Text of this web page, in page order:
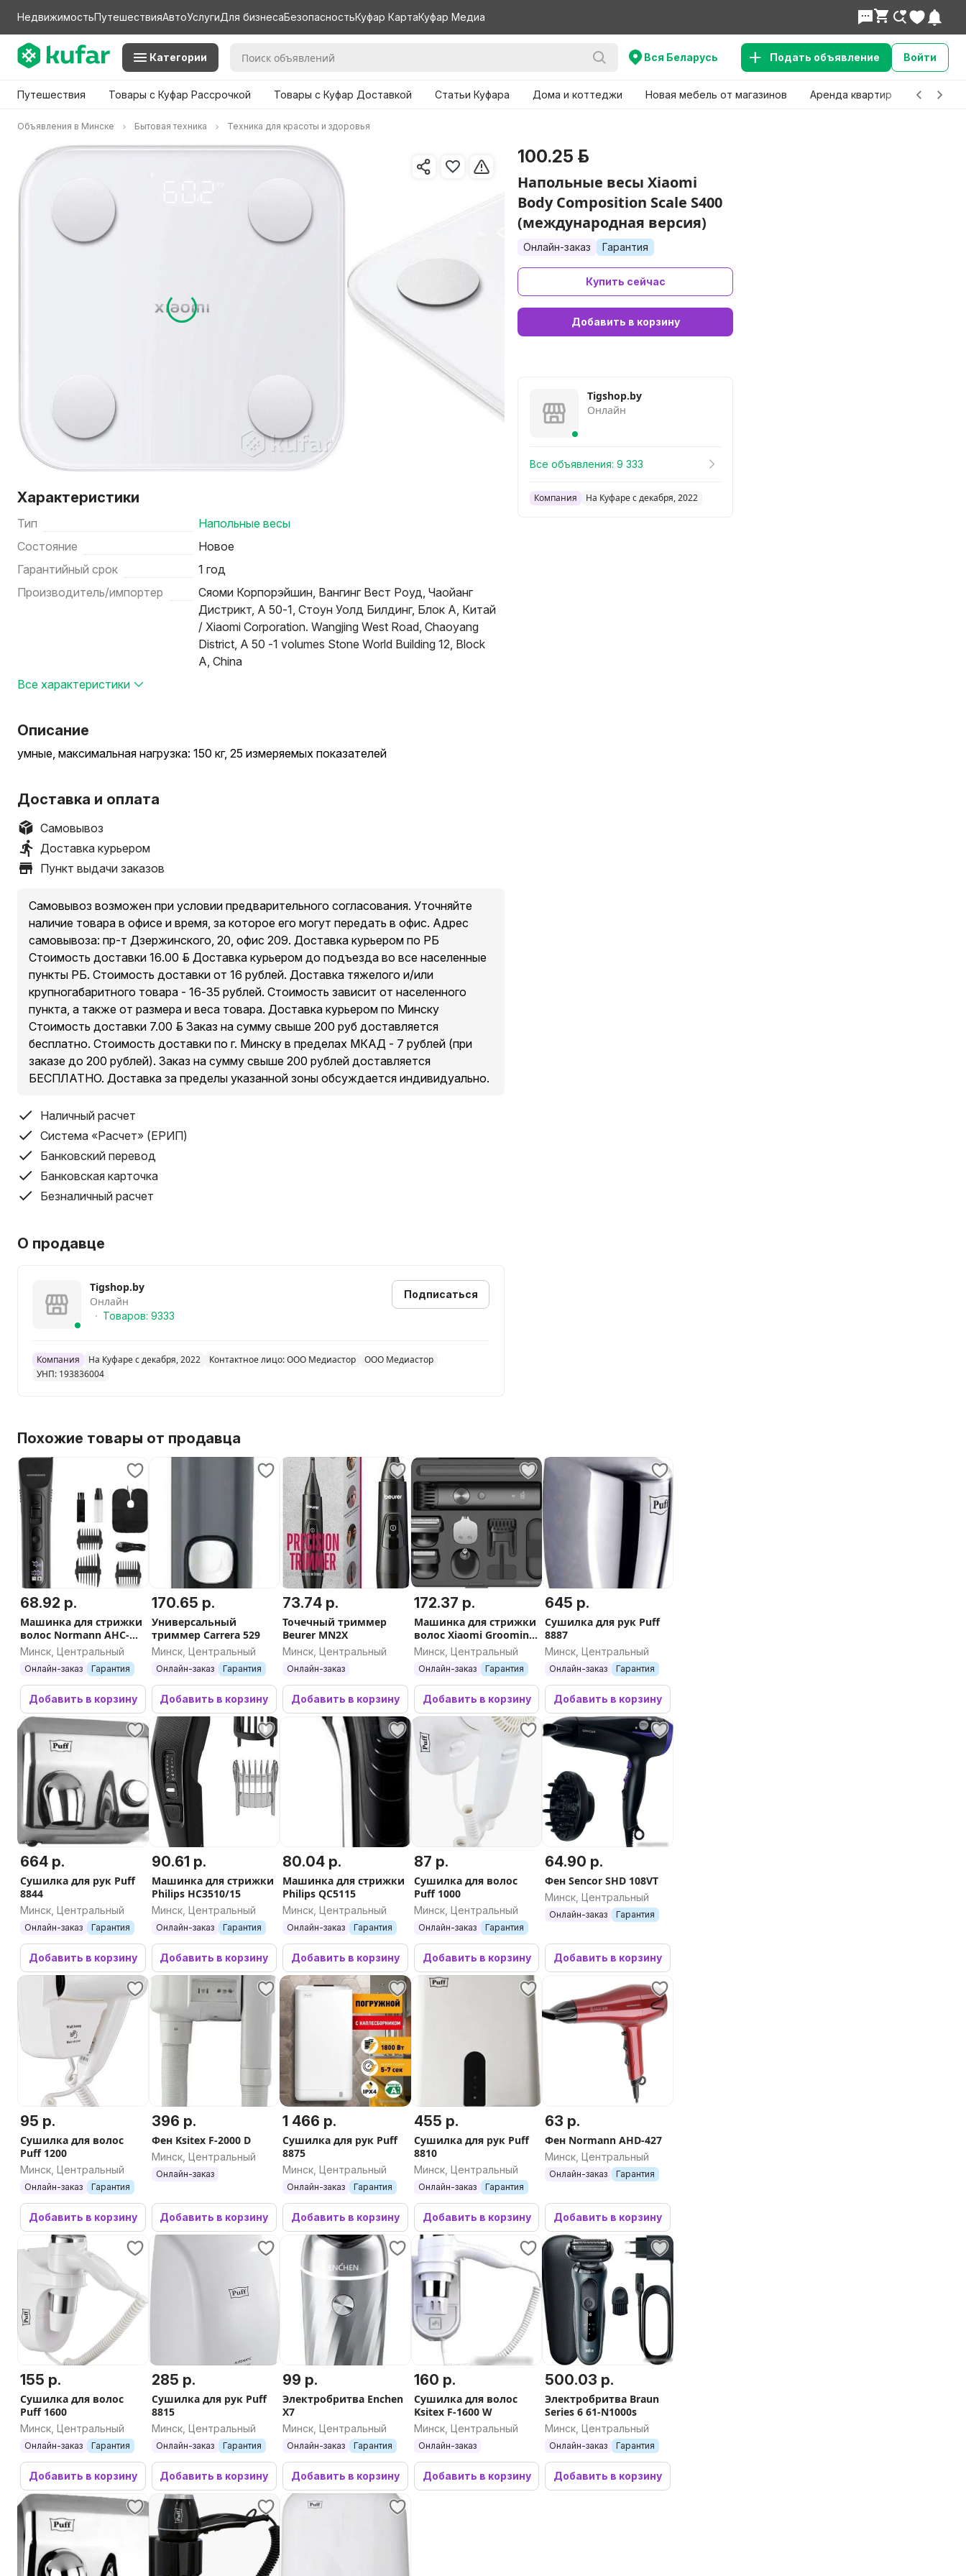
НедвижимостьПутешествияАвтоУслугиДля бизнесаБезопасностьКуфар КартаКуфар Медиа
Категории Вся Беларусь Подать объявление Войти
Путешествия Товары с Куфар Рассрочкой Товары с Куфар Доставкой Статьи Куфара Дома и коттеджи Новая мебель от магазинов Аренда квартир Детские
Объявления в Минске Бытовая техника Техника для красоты и здоровья
Характеристики
Тип
Напольные весы
Состояние
Новое
Гарантийный срок
1 год
Производитель/импортер
Сяоми Корпорэйшин, Вангинг Вест Роуд, Чаойанг
Дистрикт, А 50-1, Стоун Уолд Билдинг, Блок А, Китай
/ Xiaomi Corporation. Wangjing West Road, Chaoyang
District, A 50 -1 volumes Stone World Building 12, Block
A, China
Все характеристики
Описание
умные, максимальная нагрузка: 150 кг, 25 измеряемых показателей
Доставка и оплата
Самовывоз
Доставка курьером
Пункт выдачи заказов
Самовывоз возможен при условии предварительного согласования. Уточняйте
наличие товара в офисе и время, за которое его могут передать в офис. Адрес
самовывоза: пр-т Дзержинского, 20, офис 209. Доставка курьером по РБ
Стоимость доставки 16.00 руб. Доставка курьером до подъезда во все населенные
пункты РБ. Стоимость доставки от 16 рублей. Доставка тяжелого и/или
крупногабаритного товара - 16-35 рублей. Стоимость зависит от населенного
пункта, а также от размера и веса товара. Доставка курьером по Минску
Стоимость доставки 7.00 руб. Заказ на сумму свыше 200 руб доставляется
бесплатно. Стоимость доставки по г. Минску в пределах МКАД - 7 рублей (при
заказе до 200 рублей). Заказ на сумму свыше 200 рублей доставляется
БЕСПЛАТНО. Доставка за пределы указанной зоны обсуждается индивидуально.
Наличный расчет
Система «Расчет» (ЕРИП)
Банковский перевод
Банковская карточка
Безналичный расчет
О продавце
Tigshop.by
Онлайн
Товаров: 9333
Подписаться
Компания На Куфаре с декабря, 2022 Контактное лицо: ООО Медиастор
ООО Медиастор
УНП: 193836004
Похожие товары от продавца
68.92 р.
Машинка для стрижки
волос Normann AHC-
590
Минск, Центральный
Онлайн-заказ Гарантия
Добавить в корзину
170.65 р.
Универсальный
триммер Carrera 529
Минск, Центральный
Онлайн-заказ Гарантия
Добавить в корзину
73.74 р.
Точечный триммер
Beurer MN2X
Минск, Центральный
Онлайн-заказ
Добавить в корзину
172.37 р.
Машинка для стрижки
волос Xiaomi Grooming
Kit Pro BHR6395GL
Минск, Центральный
Онлайн-заказ Гарантия
Добавить в корзину
645 р.
Сушилка для рук Puff
8887
Минск, Центральный
Онлайн-заказ Гарантия
Добавить в корзину
664 р.
Сушилка для рук Puff
8844
Минск, Центральный
Онлайн-заказ Гарантия
Добавить в корзину
90.61 р.
Машинка для стрижки
Philips HC3510/15
Минск, Центральный
Онлайн-заказ Гарантия
Добавить в корзину
80.04 р.
Машинка для стрижки
Philips QC5115
Минск, Центральный
Онлайн-заказ Гарантия
Добавить в корзину
87 р.
Сушилка для волос
Puff 1000
Минск, Центральный
Онлайн-заказ Гарантия
Добавить в корзину
64.90 р.
Фен Sencor SHD 108VT
Минск, Центральный
Онлайн-заказ Гарантия
Добавить в корзину
95 р.
Сушилка для волос
Puff 1200
Минск, Центральный
Онлайн-заказ Гарантия
Добавить в корзину
396 р.
Фен Ksitex F-2000 D
Минск, Центральный
Онлайн-заказ
Добавить в корзину
1 466 р.
Сушилка для рук Puff
8875
Минск, Центральный
Онлайн-заказ Гарантия
Добавить в корзину
455 р.
Сушилка для рук Puff
8810
Минск, Центральный
Онлайн-заказ Гарантия
Добавить в корзину
63 р.
Фен Normann AHD-427
Минск, Центральный
Онлайн-заказ Гарантия
Добавить в корзину
155 р.
Сушилка для волос
Puff 1600
Минск, Центральный
Онлайн-заказ Гарантия
Добавить в корзину
285 р.
Сушилка для рук Puff
8815
Минск, Центральный
Онлайн-заказ Гарантия
Добавить в корзину
99 р.
Электробритва Enchen
X7
Минск, Центральный
Онлайн-заказ Гарантия
Добавить в корзину
160 р.
Сушилка для волос
Ksitex F-1600 W
Минск, Центральный
Онлайн-заказ
Добавить в корзину
500.03 р.
Электробритва Braun
Series 6 61-N1000s
Минск, Центральный
Онлайн-заказ Гарантия
Добавить в корзину
100.25 р.
Напольные весы Xiaomi
Body Composition Scale S400
(международная версия)
Онлайн-заказ Гарантия
Купить сейчас
Добавить в корзину
Tigshop.by
Онлайн
Все объявления: 9 333
Компания На Куфаре с декабря, 2022